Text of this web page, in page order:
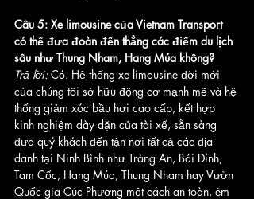
Câu 5: Xe limousine của Vietnam Transport
có thể đưa đoàn đến thẳng các điểm du lịch
sâu như Thung Nham, Hang Múa không?
Trả lời: Có. Hệ thống xe limousine đời mới
của chúng tôi sở hữu động cơ mạnh mẽ và hệ
thống giảm xóc bầu hơi cao cấp, kết hợp
kinh nghiệm dày dặn của tài xế, sẵn sàng
đưa quý khách đến tận nơi tất cả các địa
danh tại Ninh Bình như Tràng An, Bái Đính,
Tam Cốc, Hang Múa, Thung Nham hay Vườn
Quốc gia Cúc Phương một cách an toàn, êm